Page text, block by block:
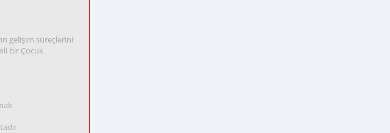
gelişim süreçlerini
bir Çocuk